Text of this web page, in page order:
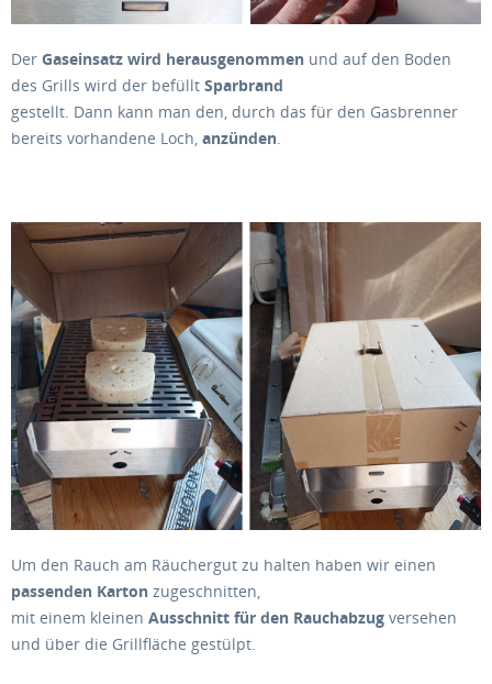
Der Gaseinsatz wird herausgenommen und auf den Boden
des Grills wird der befüllt Sparbrand
gestellt. Dann kann man den, durch das für den Gasbrenner
bereits vorhandene Loch, anzünden
Um den Rauch am Räuchergut zu halten haben wir einen
passenden Karton zugeschnitten,
mit einem kleinen Ausschnitt für den Rauchabzug versehen
und über die Grillfläche gestülpt.